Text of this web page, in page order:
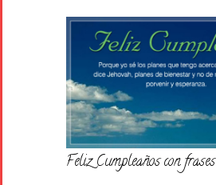
Feliz Cumpleaños con frases